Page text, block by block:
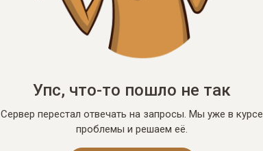
Упс, что-то пошло не так
Сервер перестал отвечать на запросы. Мы уже в курсе
проблемы и решаем её.